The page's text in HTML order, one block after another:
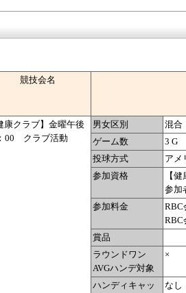
競技会名
康クラブ】金曜午後
00 クラブ活動
男女区別
混合
ゲーム数
3 G
投球方式
アメ
参加資格
【
参加
参加料金
RBC
RBC
賞品
ラウンドワン
AVGハンデ対象
×
ハンディキャッ
なし